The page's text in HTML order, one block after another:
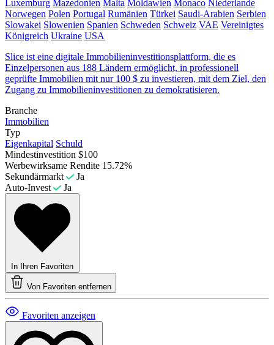
Luxemburg Mazedonien Malta Moldawien Monaco Niederlande
Norwegen Polen Portugal Rumänien Türkei Saudi-Arabien Serbien
Slowakei Slowenien Spanien Schweden Schweiz VAE Vereinigtes
Königreich Ukraine USA
Slice ist eine digitale Immobilieninvestitionsplattform, die es
Einzelpersonen aus 188 Ländern ermöglicht, in professionell
geprüfte Immobilien mit nur 100 $ zu investieren, mit dem Ziel, den
Zugang zu Immobilieninvestitionen zu demokratisieren.
Branche
Immobilien
Typ
Eigenkapital Schuld
Mindestinvestition $100
Werbewirksame Rendite 15.72%
Sekundärmarkt
Ja
Auto-Invest
Ja
In Ihren Favoriten
Von Favoriten entfernen
Favoriten anzeigen